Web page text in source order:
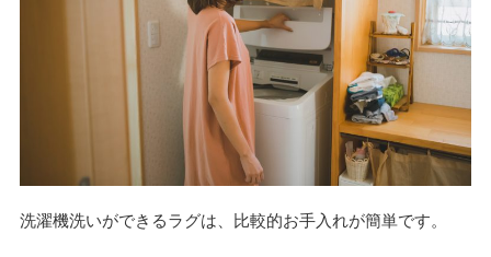
洗濯機洗いができるラグは、比較的お手入れが簡単です。